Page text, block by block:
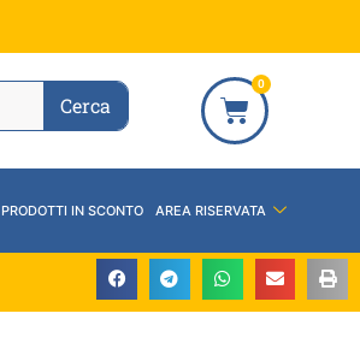
Cerca
0
PRODOTTI IN SCONTO AREA RISERVATA